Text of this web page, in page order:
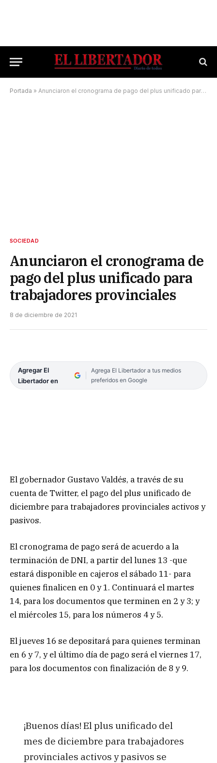
Portada » Anunciaron el cronograma de pago del plus unificado para trabajadores provinciales
SOCIEDAD
Anunciaron el cronograma de
pago del plus unificado para
trabajadores provinciales
8 de diciembre de 2021
Agregar El
Libertador en
Agrega El Libertador a tus medios
preferidos en Google
El gobernador Gustavo Valdés, a través de su
cuenta de Twitter, el pago del plus unificado de
diciembre para trabajadores provinciales activos y
pasivos.
El cronograma de pago será de acuerdo a la
terminación de DNI, a partir del lunes 13 -que
estará disponible en cajeros el sábado 11- para
quienes finalicen en 0 y 1. Continuará el martes
14, para los documentos que terminen en 2 y 3; y
el miércoles 15, para los números 4 y 5.
El jueves 16 se depositará para quienes terminan
en 6 y 7, y el último día de pago será el viernes 17,
para los documentos con finalización de 8 y 9.
¡Buenos días! El plus unificado del
mes de diciembre para trabajadores
provinciales activos y pasivos se